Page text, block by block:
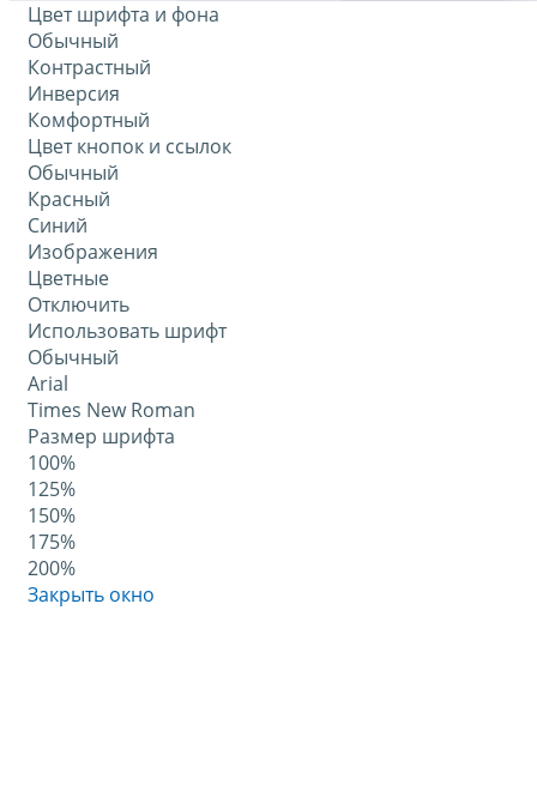
Цвет шрифта и фона
Обычный
Контрастный
Инверсия
Комфортный
Цвет кнопок и ссылок
Обычный
Красный
Синий
Изображения
Цветные
Отключить
Использовать шрифт
Обычный
Arial
Times New Roman
Размер шрифта
100%
125%
150%
175%
200%
Закрыть окно